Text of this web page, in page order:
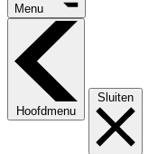
Menu
Hoofdmenu
Sluiten